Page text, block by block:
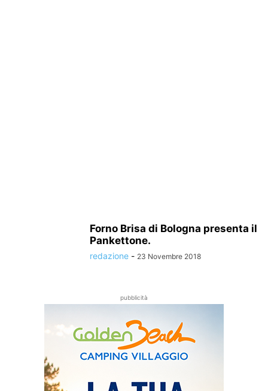
Forno Brisa di Bologna presenta il
Pankettone.
redazione - 23 Novembre 2018
pubblicità